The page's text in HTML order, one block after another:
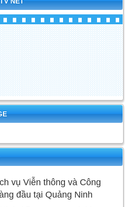
vụ Viễn thông và Công
đầu tại Quảng Ninh